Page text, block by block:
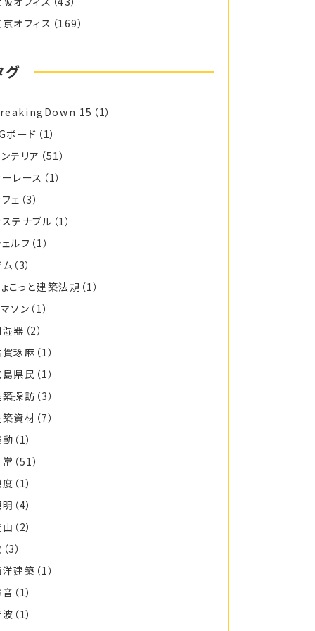
オフィス （169）
グ
15 （1）
ボード （1）
テリア （51）
レース （1）
ェ （3）
テナブル （1）
ルフ （1）
（3）
こっと建築法規 （1）
ソン （1）
器 （2）
琢麻 （1）
県民 （1）
探訪 （3）
資材 （7）
（1）
（51）
（1）
（4）
（2）
（3）
建築 （1）
（1）
（1）